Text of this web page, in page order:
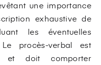
une importance
exhaustive de
les éventuelles
procès-verbal est
et doit comporter